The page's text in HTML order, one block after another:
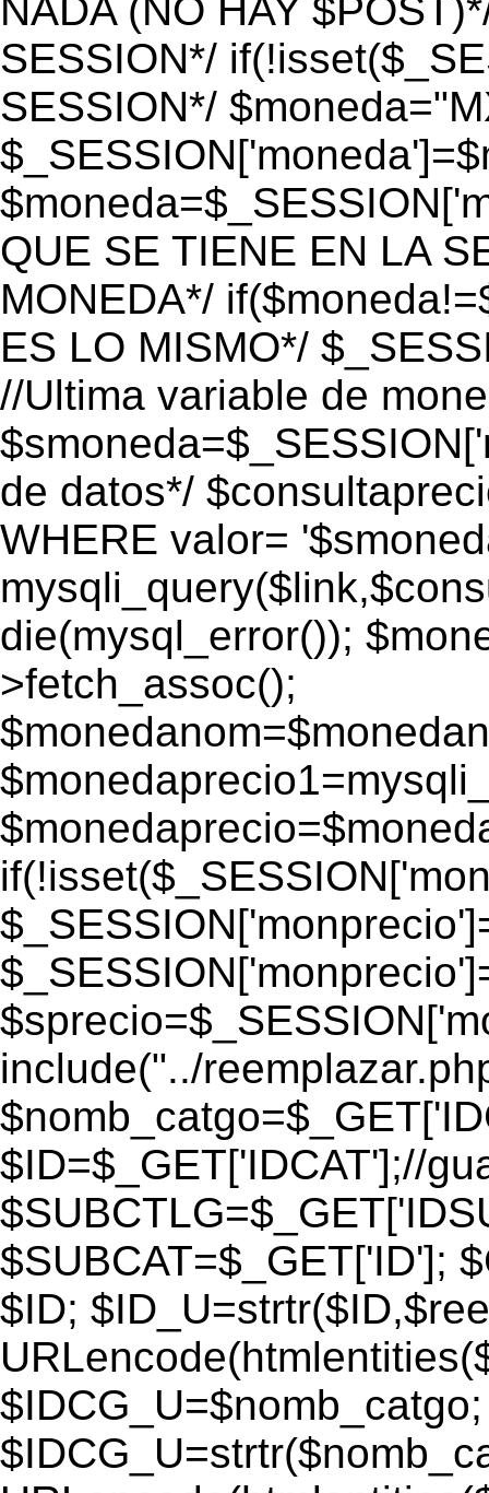
NADA (NO HAY
SESSION*/
SESSION*/
QUE SE TIENE EN LA
MONEDA*/
ES LO MISMO*/
//Ultima variable de
de datos*/
WHERE valor=
die(mysql_error());
>fetch_assoc();
include("../
$ID=$_GET['IDCAT'];//
$SUBCAT=$_GET['ID'];
$ID;
$IDCG_U=$nomb_catgo;